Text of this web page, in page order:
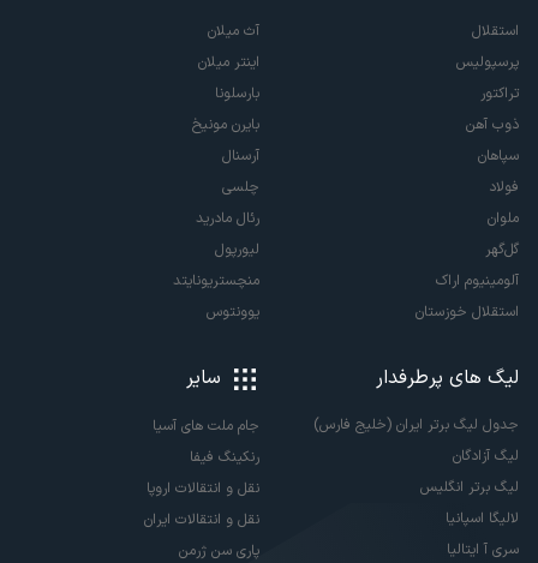
استقلال
پرسپولیس
تراکتور
ذوب آهن
سپاهان
فولاد
ملوان
گل‌گهر
آلومینیوم اراک
استقلال خوزستان
آث میلان
اینتر میلان
بارسلونا
بایرن مونیخ
آرسنال
چلسی
رئال مادرید
لیورپول
منچستریونایتد
یوونتوس
لیگ های پرطرفدار
جدول لیگ برتر ایران (خلیج فارس)
لیگ آزادگان
لیگ برتر انگلیس
لالیگا اسپانیا
سری آ ایتالیا
سایر
جام ملت های آسیا
رنکینگ فیفا
نقل و انتقالات اروپا
نقل و انتقالات ایران
پاری سن ژرمن